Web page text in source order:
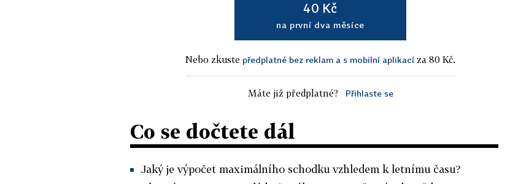
40 Kč
na první dva měsíce
Nebo zkuste předplatné bez reklam a s mobilní aplikací za 80 Kč.
Máte již předplatné? Přihlaste se
Co se dočtete dál
Jaký je výpočet maximálního schodku vzhledem k letnímu času?